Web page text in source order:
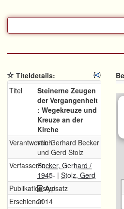
Titeldetails:
Titel
Steinerne Zeugen
der Vergangenheit
: Wegekreuze und
Kreuze an der
Kirche
Verantwortlichvon Gerhard Becker
und Gerd Stolz
Verfasser/inBecker, Gerhard /
1945- | Stolz, Gerd
PublikationstypAufsatz
Erschienen2014